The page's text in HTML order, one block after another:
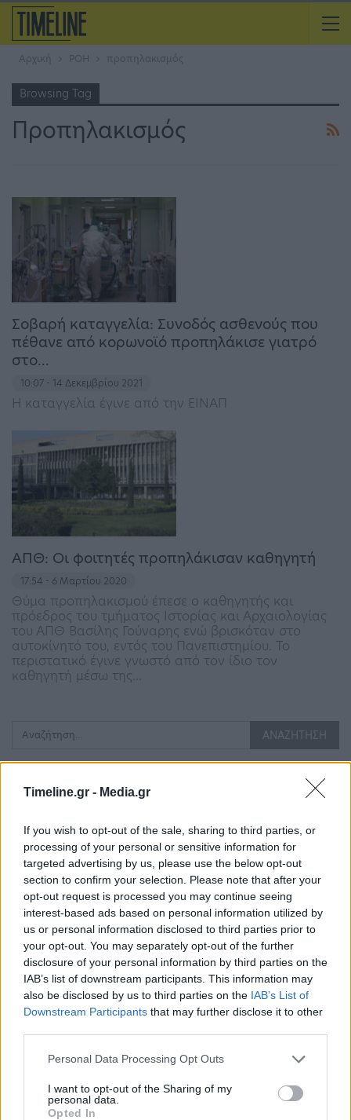
Timeline.gr - Media.gr
If you wish to opt-out of the sale, sharing to third parties, or
processing of your personal or sensitive information for
targeted advertising by us, please use the below opt-out
section to confirm your selection. Please note that after your
opt-out request is processed you may continue seeing
interest-based ads based on personal information utilized by
us or personal information disclosed to third parties prior to
your opt-out. You may separately opt-out of the further
disclosure of your personal information by third parties on the
IAB’s list of downstream participants. This information may
also be disclosed by us to third parties on the IAB’s List of
Downstream Participants that may further disclose it to other
Personal Data Processing Opt Outs
I want to opt-out of the Sharing of my
personal data.
Opted In
Αρχική ΡΟΗ προπηλακισμός
Browsing Tag
Προπηλακισμός
Σοβαρή καταγγελία: Συνοδός ασθενούς που
πέθανε από κορωνοϊό προπηλάκισε γιατρό
στο…
10:07 - 14 Δεκεμβρίου 2021
Η καταγγελία έγινε από την ΕΙΝΑΠ
ΑΠΘ: Οι φοιτητές προπηλάκισαν καθηγητή
17:54 - 6 Μαρτίου 2020
Θύμα προπηλακισμού έπεσε ο καθηγητής και
πρόεδρος του τμήματος Ιστορίας και Αρχαιολογίας
του ΑΠΘ Βασίλης Γούναρης ενώ βρισκόταν στο
αυτοκίνητό του, εντός του Πανεπιστημίου. Το
περιστατικό έγινε γνωστό από τον ίδιο τον
καθηγητή μέσω της…
Τελευταίες Δημοσιεύσεις
Σαββατοκύριακο»
20:14 - 15 Σεπτεμβρίου 2023